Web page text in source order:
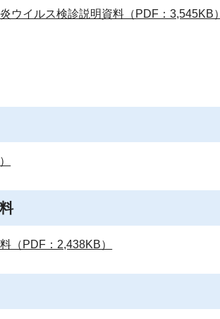
ウイルス検診説明資料（PDF：3,545KB）
（PDF：2,438KB）